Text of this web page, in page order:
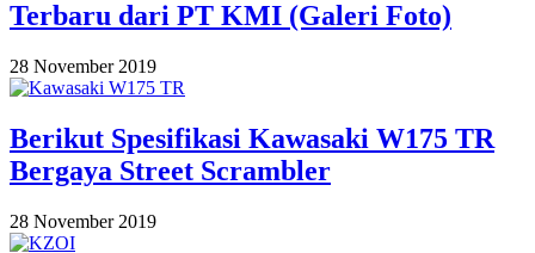
Terbaru dari PT KMI (Galeri Foto)
2019-
11-
28 November 2019
Berikut Spesifikasi Kawasaki W175 TR
Bergaya Street Scrambler
2019-
11-
28 November 2019